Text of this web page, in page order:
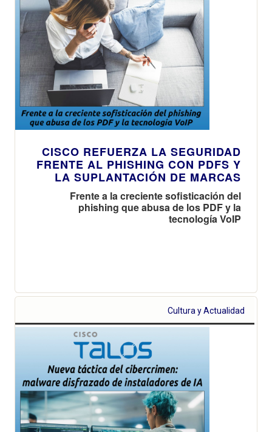
CISCO REFUERZA LA SEGURIDAD
FRENTE AL PHISHING CON PDFS Y
LA SUPLANTACIÓN DE MARCAS
Frente a la creciente sofisticación del
phishing que abusa de los PDF y la
tecnología VoIP
Cultura y Actualidad